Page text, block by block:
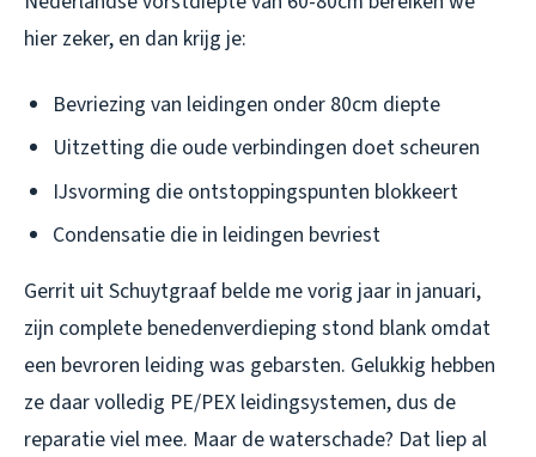
hier zeker, en dan krijg je:
Bevriezing van leidingen onder 80cm diepte
Uitzetting die oude verbindingen doet scheuren
IJsvorming die ontstoppingspunten blokkeert
Condensatie die in leidingen bevriest
Gerrit uit Schuytgraaf belde me vorig jaar in januari,
zijn complete benedenverdieping stond blank omdat
een bevroren leiding was gebarsten. Gelukkig hebben
ze daar volledig PE/PEX leidingsystemen, dus de
reparatie viel mee. Maar de waterschade? Dat liep al